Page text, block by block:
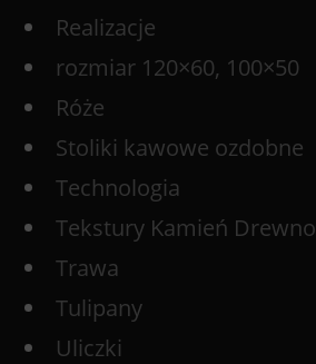
Realizacje
rozmiar 120×60, 100×50
Róże
Stoliki kawowe ozdobne
Technologia
Tekstury Kamień Drewno
Trawa
Tulipany
Uliczki